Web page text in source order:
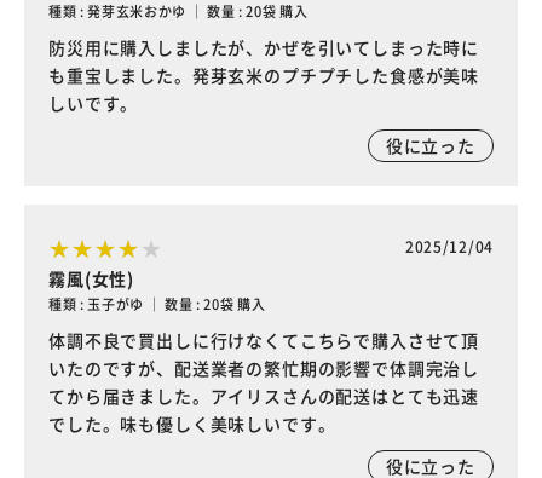
種類 : 発芽玄米おかゆ ｜ 数量 : 20袋 購入
防災用に購入しましたが、かぜを引いてしまった時に
も重宝しました。発芽玄米のプチプチした食感が美味
しいです。
役に立った
2025/12/04
霧風(女性)
種類 : 玉子がゆ ｜ 数量 : 20袋 購入
体調不良で買出しに行けなくてこちらで購入させて頂
いたのですが、配送業者の繁忙期の影響で体調完治し
てから届きました。アイリスさんの配送はとても迅速
でした。味も優しく美味しいです。
役に立った